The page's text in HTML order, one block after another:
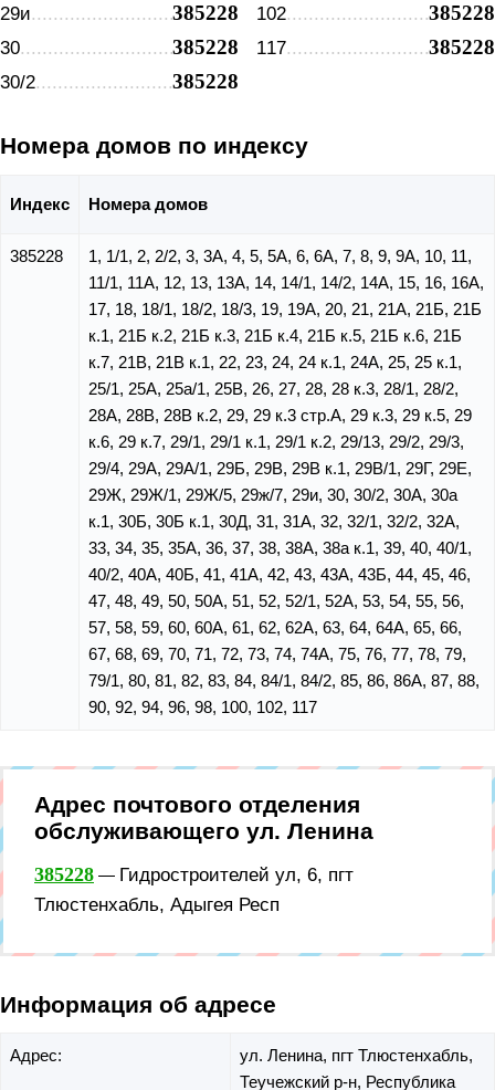
29и 385228
30 385228
30/2 385228
102 385228
117 385228
Номера домов по индексу
Индекс Номера домов
385228
1, 1/1, 2, 2/2, 3, 3А, 4, 5, 5А, 6, 6А, 7, 8, 9, 9А, 10, 11,
11/1, 11А, 12, 13, 13А, 14, 14/1, 14/2, 14А, 15, 16, 16А,
17, 18, 18/1, 18/2, 18/3, 19, 19А, 20, 21, 21А, 21Б, 21Б
к.1, 21Б к.2, 21Б к.3, 21Б к.4, 21Б к.5, 21Б к.6, 21Б
к.7, 21В, 21В к.1, 22, 23, 24, 24 к.1, 24А, 25, 25 к.1,
25/1, 25А, 25а/1, 25В, 26, 27, 28, 28 к.3, 28/1, 28/2,
28А, 28В, 28В к.2, 29, 29 к.3 стр.А, 29 к.3, 29 к.5, 29
к.6, 29 к.7, 29/1, 29/1 к.1, 29/1 к.2, 29/13, 29/2, 29/3,
29/4, 29А, 29А/1, 29Б, 29В, 29В к.1, 29В/1, 29Г, 29Е,
29Ж, 29Ж/1, 29Ж/5, 29ж/7, 29и, 30, 30/2, 30А, 30а
к.1, 30Б, 30Б к.1, 30Д, 31, 31А, 32, 32/1, 32/2, 32А,
33, 34, 35, 35А, 36, 37, 38, 38А, 38а к.1, 39, 40, 40/1,
40/2, 40А, 40Б, 41, 41А, 42, 43, 43А, 43Б, 44, 45, 46,
47, 48, 49, 50, 50А, 51, 52, 52/1, 52А, 53, 54, 55, 56,
57, 58, 59, 60, 60А, 61, 62, 62А, 63, 64, 64А, 65, 66,
67, 68, 69, 70, 71, 72, 73, 74, 74А, 75, 76, 77, 78, 79,
79/1, 80, 81, 82, 83, 84, 84/1, 84/2, 85, 86, 86А, 87, 88,
90, 92, 94, 96, 98, 100, 102, 117
Адрес почтового отделения
обслуживающего ул. Ленина
385228 — Гидростроителей ул, 6, пгт
Тлюстенхабль, Адыгея Респ
Информация об адресе
Адрес: ул. Ленина, пгт Тлюстенхабль,
Теучежский р-н, Республика